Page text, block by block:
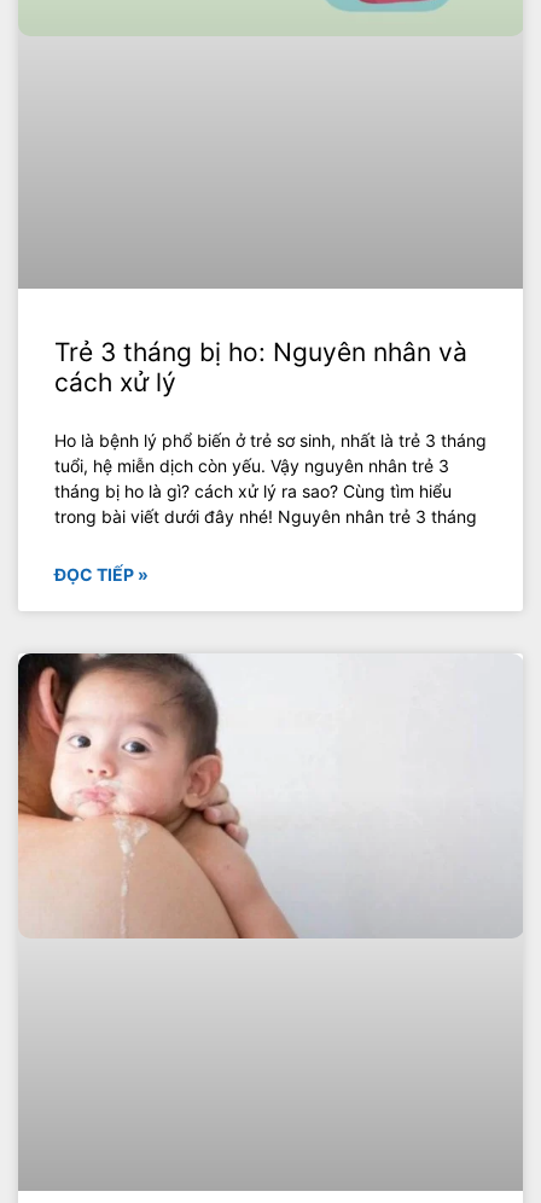
Trẻ 3 tháng bị ho: Nguyên nhân và
cách xử lý
Ho là bệnh lý phổ biến ở trẻ sơ sinh, nhất là trẻ 3 tháng
tuổi, hệ miễn dịch còn yếu. Vậy nguyên nhân trẻ 3
tháng bị ho là gì? cách xử lý ra sao? Cùng tìm hiểu
trong bài viết dưới đây nhé! Nguyên nhân trẻ 3 tháng
ĐỌC TIẾP »